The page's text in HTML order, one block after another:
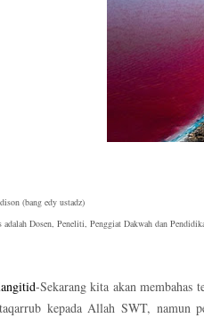
(bang edy ustadz)
adalah Dosen, Peneliti, Penggiat Dakwah dan
-Sekarang kita akan membahas
kepada Allah SWT, namun